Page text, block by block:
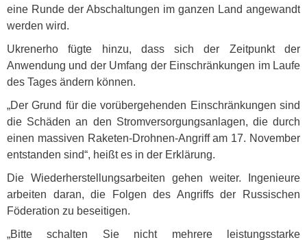
eine Runde der Abschaltungen im ganzen Land angewandt
werden wird.
Ukrenerho fügte hinzu, dass sich der Zeitpunkt der
Anwendung und der Umfang der Einschränkungen im Laufe
des Tages ändern können.
„Der Grund für die vorübergehenden Einschränkungen sind
die Schäden an den Stromversorgungsanlagen, die durch
einen massiven Raketen-Drohnen-Angriff am 17. November
entstanden sind“, heißt es in der Erklärung.
Die Wiederherstellungsarbeiten gehen weiter. Ingenieure
arbeiten daran, die Folgen des Angriffs der Russischen
Föderation zu beseitigen.
„Bitte schalten Sie nicht mehrere leistungsstarke